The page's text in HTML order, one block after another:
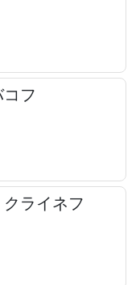
フ
ライネフ